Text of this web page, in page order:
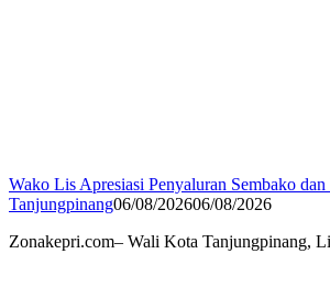
Wako Lis Apresiasi Penyaluran Sembako
Tanjungpinang06/08/202606/08/2026
Zonakepri.com– Wali Kota Tanjungpinang,